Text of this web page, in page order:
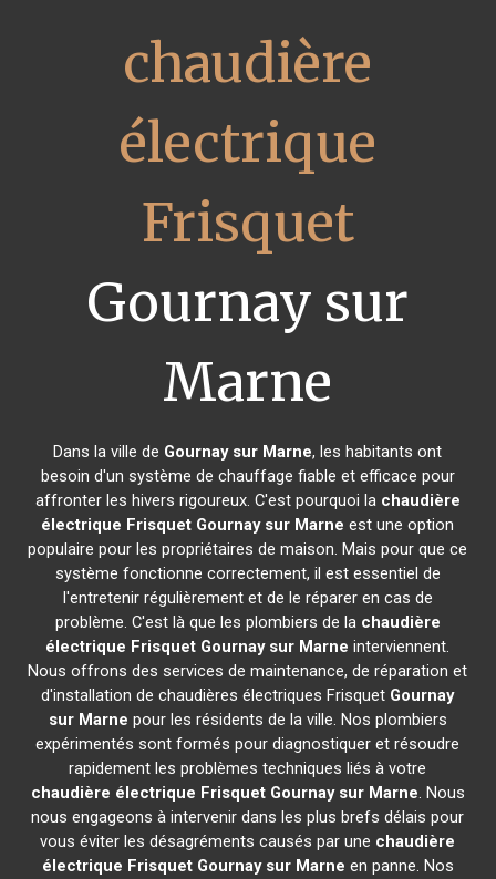
chaudière
électrique
Frisquet
Gournay sur
Marne
Dans la ville de Gournay sur Marne, les habitants ont
besoin d'un système de chauffage fiable et efficace pour
affronter les hivers rigoureux. C'est pourquoi la chaudière
électrique Frisquet Gournay sur Marne est une option
populaire pour les propriétaires de maison. Mais pour que ce
système fonctionne correctement, il est essentiel de
l'entretenir régulièrement et de le réparer en cas de
problème. C'est là que les plombiers de la chaudière
électrique Frisquet Gournay sur Marne interviennent.
Nous offrons des services de maintenance, de réparation et
d'installation de chaudières électriques Frisquet Gournay
sur Marne pour les résidents de la ville. Nos plombiers
expérimentés sont formés pour diagnostiquer et résoudre
rapidement les problèmes techniques liés à votre
chaudière électrique Frisquet Gournay sur Marne. Nous
nous engageons à intervenir dans les plus brefs délais pour
vous éviter les désagréments causés par une chaudière
électrique Frisquet Gournay sur Marne en panne. Nos